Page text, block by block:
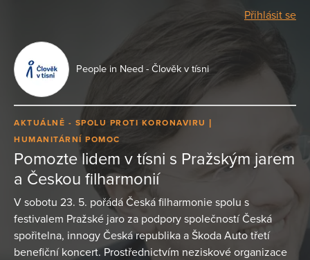
Přihlásit se
People in Need - Člověk v tísni
AKTUÁLNĚ - SPOLU PROTI KORONAVIRU
HUMANITÁRNÍ POMOC
Pomozte lidem v tísni s Pražským jarem
a Českou filharmonií
V sobotu 23. 5. pořádá Česká filharmonie spolu s
festivalem Pražské jaro za podpory společností Česká
spořitelna, innogy Česká republika a Škoda Auto třetí
benefiční koncert. Prostřednictvím neziskové organizace